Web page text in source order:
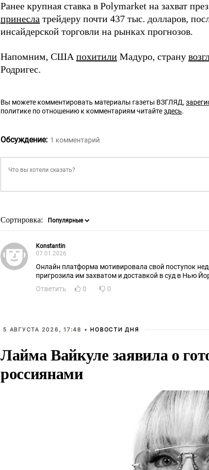
Ранее крупная ставка в Polymarket на захват
принесла трейдеру почти 437 тыс. долларов,
инсайдерской торговли на рынках прогнозов.
Напомним, СШАпохитили Мадуро, страну
Родригес.
Вы можете комментировать материалы газеты ВЗГЛЯД,
политике по отношению к комментариям читайтездесь.
Обсуждение: 1 комментарий
Сортировка:
Konstantin
07.01.2026
Онлайн платформа мотивировала свой поступок
пригрозила им захватом и доставкой в суд в Нью
Ответить
0 0
5 АВГУСТА 2026, 17:48 • НОВОСТИ ДНЯ
Лайма Вайкуле заявила о
россиянами